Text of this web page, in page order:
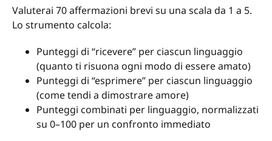
Valuterai 70 affermazioni brevi su una scala da 1 a 5.
Lo strumento calcola:
Punteggi di “ricevere” per ciascun linguaggio
(quanto ti risuona ogni modo di essere amato)
Punteggi di “esprimere” per ciascun linguaggio
(come tendi a dimostrare amore)
Punteggi combinati per linguaggio, normalizzati
su 0–100 per un confronto immediato